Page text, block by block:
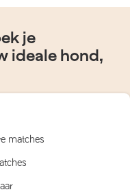
je
ideale hond,
matches